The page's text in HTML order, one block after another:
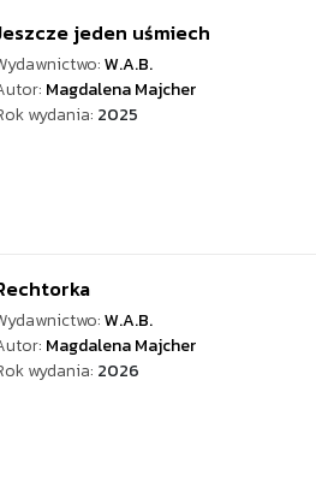
jeden uśmiech
W.A.B.
Magdalena Majcher
wydania: 2025
W.A.B.
Magdalena Majcher
wydania: 2026